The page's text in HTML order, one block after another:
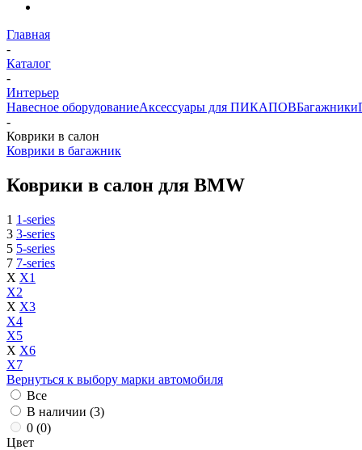
Главная
-
Каталог
-
Интерьер
Навесное оборудованиеАксессуары для ПИКАПОВБагажники
-
Коврики в салон
Коврики в багажник
Коврики в салон для BMW
1 1-series
3 3-series
5 5-series
7 7-series
X X1
X2
X X3
X4
X5
X X6
X7
Вернуться к выбору марки автомобиля
Все
В наличии (3)
0 (0)
Цвет